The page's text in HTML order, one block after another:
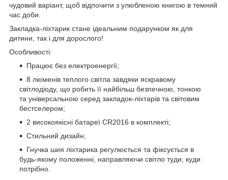
чудовий варіант, щоб відпочити з улюбленою книгою в темний
час доби.
Закладка-ліхтарик стане ідеальним подарунком як для
дитини, так і для дорослого!
Особливості:
Працює без електроенергії;
8 люменів теплого світла завдяки яскравому
світлодіоду, що робить її найбільш безпечною, тонкою
та універсальною серед закладок-ліхтарів та світовим
бестселером;
2 високоякісні батареї CR2016 в комплекті;
Стильний дизайн;
Гнучка шия ліхтарика регулюється та фіксується в
будь-якому положенні, направляючи світло туди, куди
потрібно.